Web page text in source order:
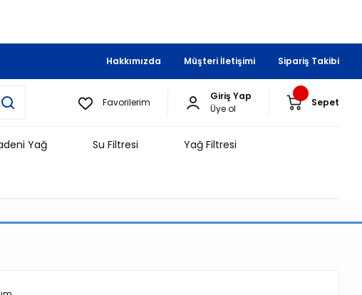
Hakkımızda Müşteri İletişimi Sipariş Takibi
Favorilerim
Giriş Yap
Üye ol
Sepet
Yağ Su Filtresi Yağ Filtresi